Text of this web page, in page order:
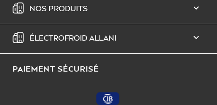
NOS PRODUITS 
ÉLECTROFROID ALLANI 
PAIEMENT SÉCURISÉ